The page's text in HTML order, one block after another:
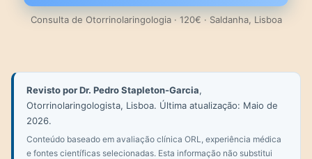
Consulta de Otorrinolaringologia · 120€ · Saldanha, Lisboa
Revisto por Dr. Pedro Stapleton-Garcia,
Otorrinolaringologista, Lisboa. Última atualização: Maio de
2026.
Conteúdo baseado em avaliação clínica ORL, experiência médica
e fontes científicas selecionadas. Esta informação não substitui